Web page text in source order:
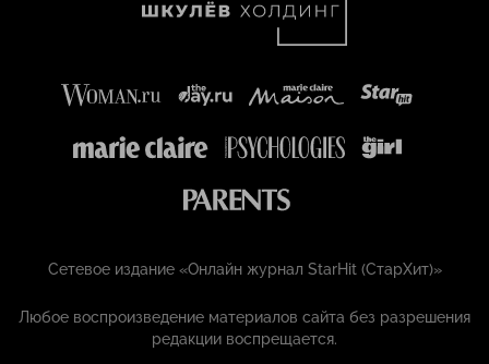
Сетевое издание «Онлайн журнал StarHit (СтарХит)»
Любое воспроизведение материалов сайта без разрешения
редакции воспрещается.